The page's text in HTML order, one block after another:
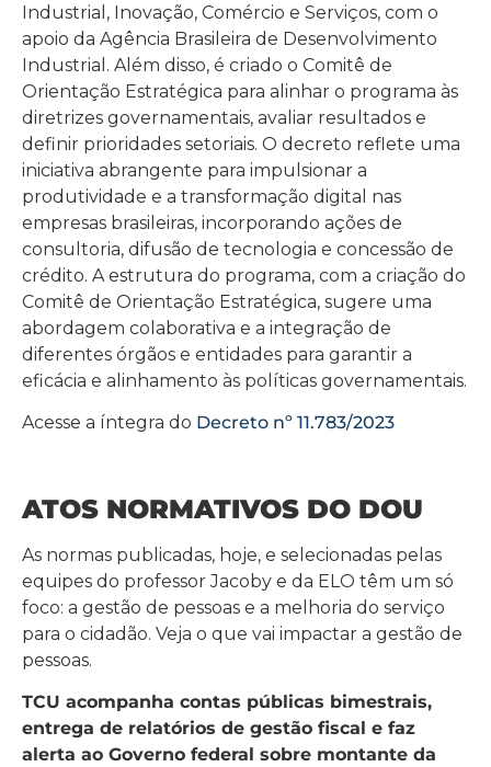
Industrial, Inovação, Comércio e Serviços, com o
apoio da Agência Brasileira de Desenvolvimento
Industrial. Além disso, é criado o Comitê de
Orientação Estratégica para alinhar o programa às
diretrizes governamentais, avaliar resultados e
definir prioridades setoriais. O decreto reflete uma
iniciativa abrangente para impulsionar a
produtividade e a transformação digital nas
empresas brasileiras, incorporando ações de
consultoria, difusão de tecnologia e concessão de
crédito. A estrutura do programa, com a criação do
Comitê de Orientação Estratégica, sugere uma
abordagem colaborativa e a integração de
diferentes órgãos e entidades para garantir a
eficácia e alinhamento às políticas governamentais.
Acesse a íntegra do Decreto nº 11.783/2023
ATOS NORMATIVOS DO DOU
As normas publicadas, hoje, e selecionadas pelas
equipes do professor Jacoby e da ELO têm um só
foco: a gestão de pessoas e a melhoria do serviço
para o cidadão. Veja o que vai impactar a gestão de
pessoas.
TCU acompanha contas públicas bimestrais,
entrega de relatórios de gestão fiscal e faz
alerta ao Governo federal sobre montante da